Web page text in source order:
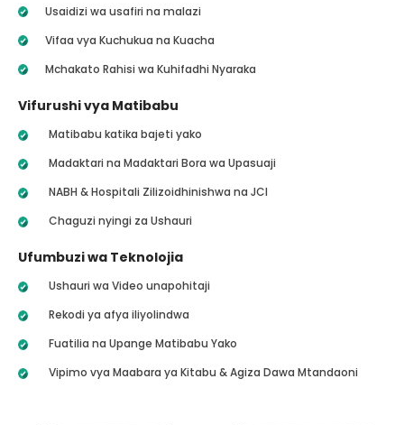
Usaidizi wa usafiri na malazi
Vifaa vya Kuchukua na Kuacha
Mchakato Rahisi wa Kuhifadhi Nyaraka
Vifurushi vya Matibabu
Matibabu katika bajeti yako
Madaktari na Madaktari Bora wa Upasuaji
NABH & Hospitali Zilizoidhinishwa na JCI
Chaguzi nyingi za Ushauri
Ufumbuzi wa Teknolojia
Ushauri wa Video unapohitaji
Rekodi ya afya iliyolindwa
Fuatilia na Upange Matibabu Yako
Vipimo vya Maabara ya Kitabu & Agiza Dawa Mtandaoni